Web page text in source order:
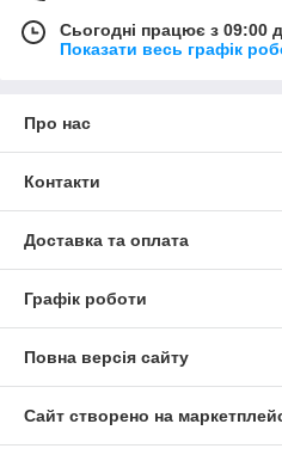
Сьогодні працює з 09:00
Показати весь графік
Про нас
Контакти
Доставка та оплата
Графік роботи
Повна версія сайту
Сайт створено на